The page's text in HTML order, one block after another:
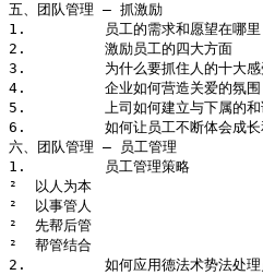
五、团队管理 – 抓激励
1.         员工的需求和愿望在哪里
2.         激励员工的四大方面
3.         为什么要抓住人的十大感
4.         企业如何营造关爱的氛围
5.         上司如何建立与下属的和
6.         如何让员工不断体会成长
六、团队管理 – 员工管理
1.         员工管理策略
²  以人为本
²  以事管人
²  先帮后管
²  帮管结合
2.         如何应用德法术势法处理